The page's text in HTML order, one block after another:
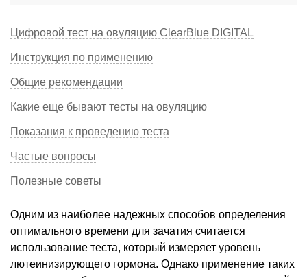
Цифровой тест на овуляцию ClearBlue DIGITAL
Инструкция по применению
Общие рекомендации
Какие еще бывают тесты на овуляцию
Показания к проведению теста
Частые вопросы
Полезные советы
Одним из наиболее надежных способов определения
оптимального времени для зачатия считается
использование теста, который измеряет уровень
лютеинизирующего гормона. Однако применение таких